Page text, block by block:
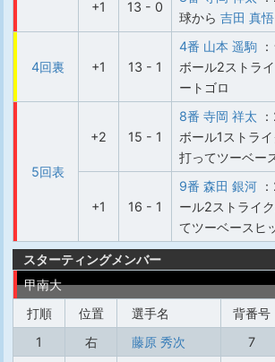
+1 13 - 0
球から 吉田 真悟
4回裏 +1 13 - 1
4番 山本 遥駒
ボール2ストラ
ートゴロ
5回表
+2 15 - 1
8番 寺岡 祥太
ボール1ストラ
打ってツーベー
+1 16 - 1
9番 森田 銀河
ール2ストライ
てツーベースヒ
スターティングメンバー
甲南大
打順
位置 選手名 背番号
1
右 藤原 秀次 7